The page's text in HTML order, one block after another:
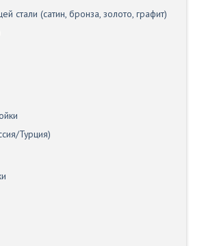
стали (сатин, бронза, золото, графит)
Турция)